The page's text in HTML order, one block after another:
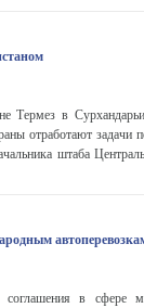
в
отработают задачи
штаба
соглашения в сфере